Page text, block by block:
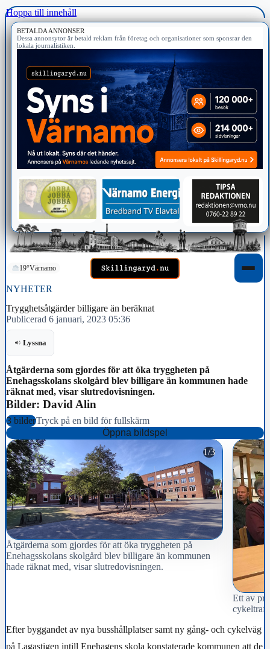
Hoppa till innehåll
BETALDA ANNONSER
Dessa annonsytor är betald reklam från företag och organisationer som sponsrar den
lokala journalistiken.
19°Värnamo
NYHETER
Trygghetsåtgärder billigare än beräknat
Publicerad 6 januari, 2023 05:36
Lyssna
Åtgärderna som gjordes för att öka tryggheten på
Enehagsskolans skolgård blev billigare än kommunen hade
räknat med, visar slutredovisningen.
Bilder: David Alin
3 bilderTryck på en bild för fullskärm
Öppna bildspel
1/3
Åtgärderna som gjordes för att öka tryggheten på
Enehagsskolans skolgård blev billigare än kommunen
hade räknat med, visar slutredovisningen.
Ett av
Efter byggandet av nya busshållplatser samt ny gång- och cykelväg
på Lagastigen intill Enehagens skola konstaterade kommunen att de